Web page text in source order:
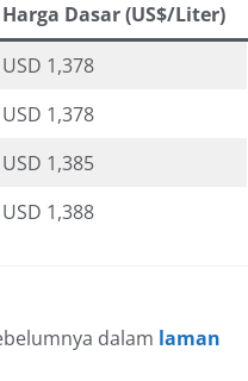
Harga Dasar (US$/Liter)
USD 1,378
USD 1,378
USD 1,385
USD 1,388
dalam laman